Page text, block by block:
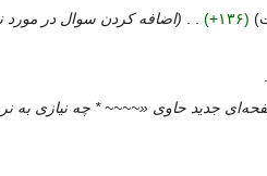
+۱۳۶ ‏
اضافه کردن سوال در
جدید حاوی «~~~~ * چه نیازی به